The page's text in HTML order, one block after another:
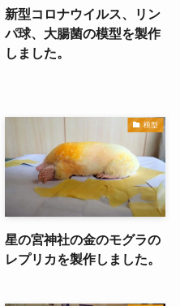
新型コロナウイルス、リン
パ球、大腸菌の模型を製作
しました。
模型
星の宮神社の金のモグラの
レプリカを製作しました。